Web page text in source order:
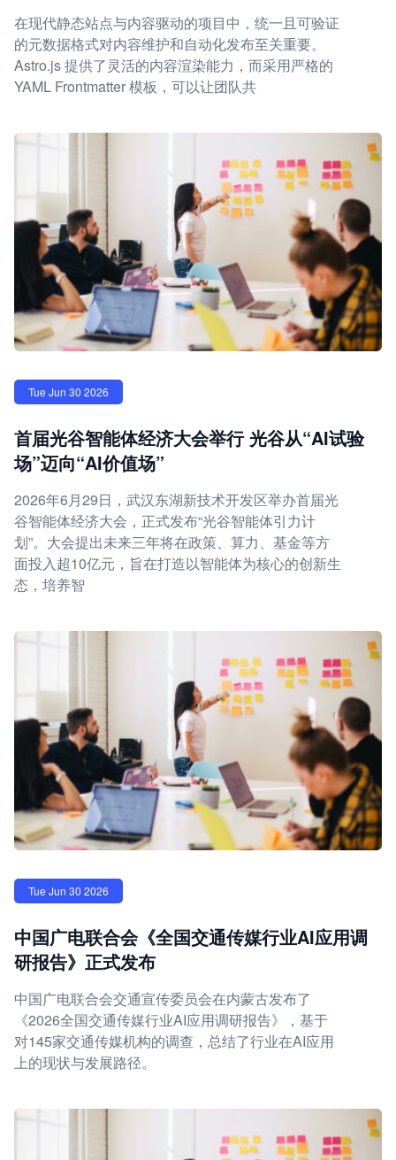
在现代静态站点与内容驱动的项目中，统一且可验证
的元数据格式对内容维护和自动化发布至关重要。
Astro.js 提供了灵活的内容渲染能力，而采用严格的
YAML Frontmatter 模板，可以让团队共
Tue Jun 30 2026
首届光谷智能体经济大会举行 光谷从“AI试验
场”迈向“AI价值场”
2026年6月29日，武汉东湖新技术开发区举办首届光
谷智能体经济大会，正式发布“光谷智能体引力计
划”。大会提出未来三年将在政策、算力、基金等方
面投入超10亿元，旨在打造以智能体为核心的创新生
态，培养智
Tue Jun 30 2026
中国广电联合会《全国交通传媒行业AI应用调
研报告》正式发布
中国广电联合会交通宣传委员会在内蒙古发布了
《2026全国交通传媒行业AI应用调研报告》，基于
对145家交通传媒机构的调查，总结了行业在AI应用
上的现状与发展路径。